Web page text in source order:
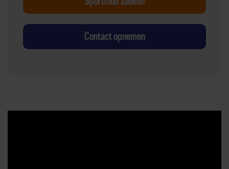
Contact opnemen